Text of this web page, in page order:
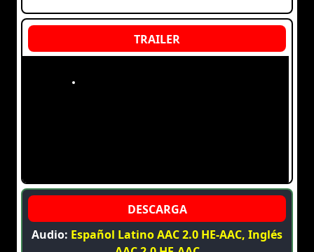
Audio: Español Latino AAC 2.0 HE-AAC, Inglés